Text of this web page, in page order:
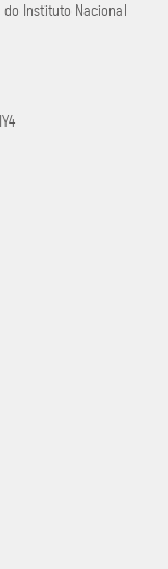
do Instituto Nacional